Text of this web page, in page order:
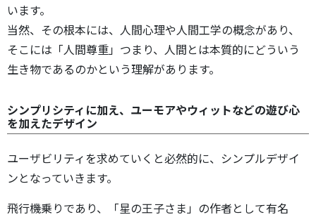
います。
当然、その根本には、人間心理や人間工学の概念があり、
そこには「人間尊重」つまり、人間とは本質的にどういう
生き物であるのかという理解があります。
シンプリシティに加え、ユーモアやウィットなどの遊び心
を加えたデザイン
ユーザビリティを求めていくと必然的に、シンプルデザイ
ンとなっていきます。
飛行機乗りであり、「星の王子さま」の作者として有名